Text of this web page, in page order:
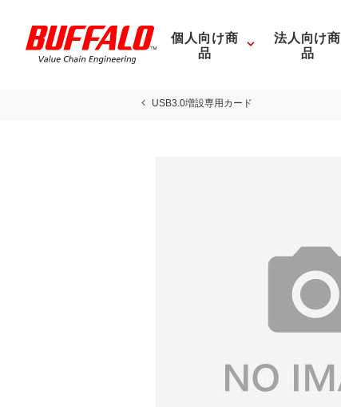
個人向け商
品
法人向け商
品
USB3.0増設専用カード